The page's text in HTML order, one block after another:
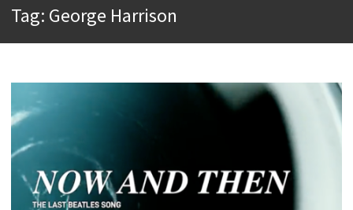
Aprender a fracassar é o segredo do sucesso
Esse tal de Rock Gaúcho
Os causos de Jorge Luis Borges
Voto obrigatório é correto?
Se queres salvar o mundo, o veganismo não é a resposta
Tag: George Harrison